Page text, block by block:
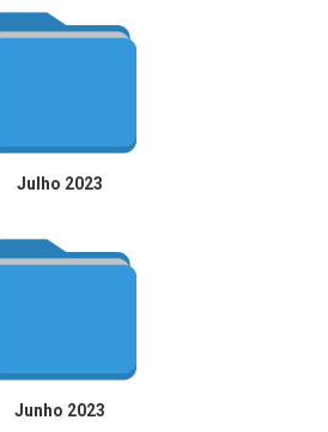
Julho 2023
Junho 2023